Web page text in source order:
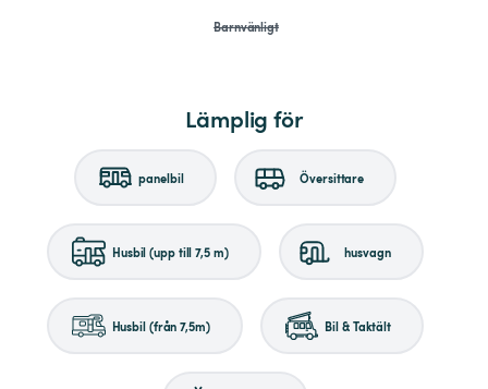
Barnvänligt
Lämplig för
panelbil Översittare
Husbil (upp till 7,5 m) husvagn
Husbil (från 7,5m) Bil & Taktält